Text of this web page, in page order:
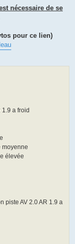
nécessaire de se
pour ce lien)
1.9 a froid
moyenne
élevée
piste AV 2.0 AR 1.9 a